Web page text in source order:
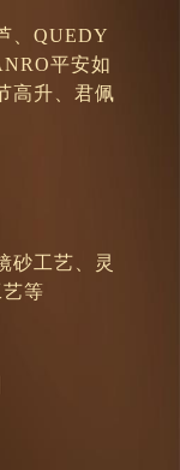
、QUEDY
平安如
高升、君佩
砂工艺、灵
等